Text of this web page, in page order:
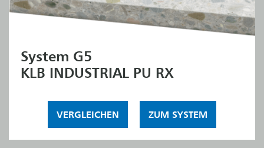
System G5
KLB INDUSTRIAL PU RX
VERGLEICHEN ZUM SYSTEM